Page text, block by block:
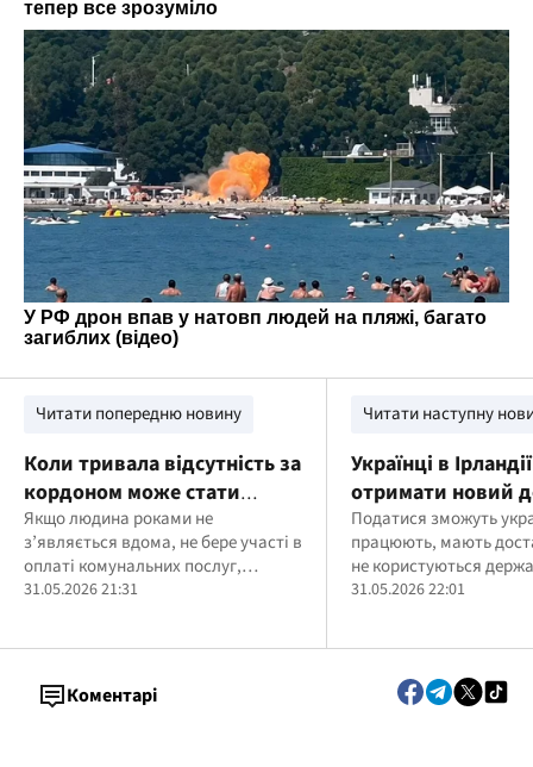
Читати попередню новину
Коли тривала відсутність за
кордоном може стати
підставою для виписки з
житла
Якщо людина роками не
з’являється вдома, не бере участі в
оплаті комунальних послуг,
створила родину або облаштувала
власника
31.05.2026 21:31
Читати наступну
Українці в
отримати новий
проживання після
завершення
захисту: умови
Податися зможуть
працюють, мають
не користуються
житлом
31.05.2026 22:01
Коментарі